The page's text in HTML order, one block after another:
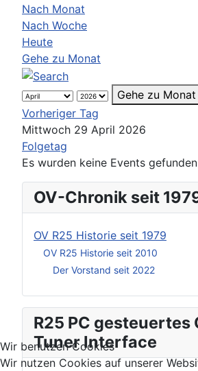
OV-Chronik seit
OV R25 Historie seit 1979
OV R25 Historie seit 2010
Der Vorstand seit 2022
R25 PC gesteuertes
Tuner Interface
Nach Monat
Nach Woche
Heute
Gehe zu Monat
Gehe zu Monat
Vorheriger Tag
Mittwoch 29 April 2026
Folgetag
Es wurden keine Events gefunden
Wir benutzen Cookies
Wir nutzen Cookies auf unserer